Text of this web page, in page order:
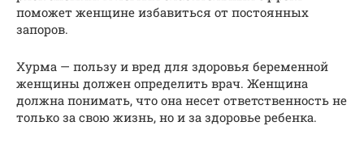
поможет женщине избавиться от постоянных
запоров.
Хурма — пользу и вред для здоровья беременной
женщины должен определить врач. Женщина
должна понимать, что она несет ответственность не
только за свою жизнь, но и за здоровье ребенка.